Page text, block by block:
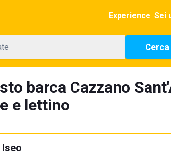
Experience Sei
Cerca
barca Cazzano
e lettino
Iseo